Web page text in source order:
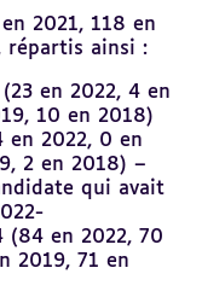
2021, 118 en
répartis ainsi :
en 2022, 4 en
10 en 2018)
en 2022, 0 en
2 en 2018) –
qui avait
en 2022, 70
2019, 71 en